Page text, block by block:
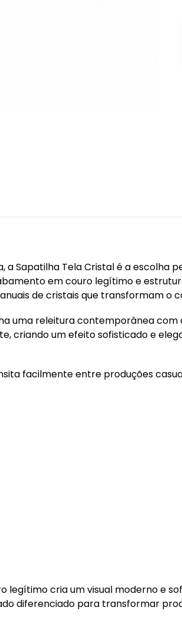
Sapatilha Tela Cristal é a escolha
em couro legítimo e
de cristais que transformam o
uma releitura contemporânea
criando um efeito sofisticado e
facilmente entre produções
legítimo cria um visual moderno e
diferenciado para transformar